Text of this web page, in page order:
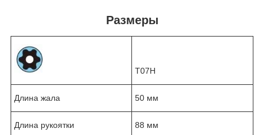
Размеры
T07H
Длина жала 50 мм
Длина рукоятки 88 мм